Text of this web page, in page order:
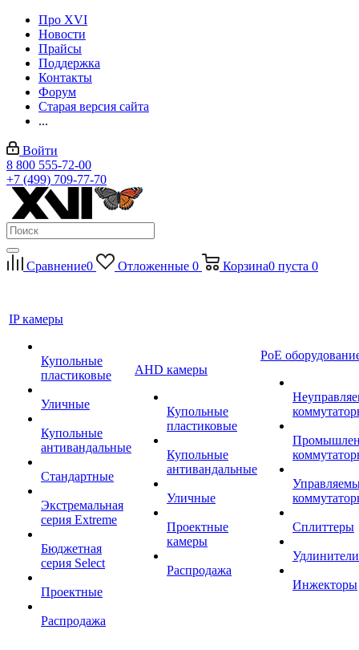
Про XVI
Новости
Прайсы
Поддержка
Контакты
Форум
Старая версия сайта
...
Войти
8 800 555-72-00
+7 (499) 709-77-70
Сравнение0 Отложенные 0 Корзина0 пуста 0
IP камеры
Купольные
пластиковые
Уличные
Купольные
антивандальные
Стандартные
Экстремальная
серия Extreme
Бюджетная
серия Select
Проектные
Распродажа
AHD камеры
Купольные
пластиковые
Купольные
антивандальные
Уличные
Проектные
камеры
Распродажа
PoE
Сплиттеры
Удлинители
Инжекторы